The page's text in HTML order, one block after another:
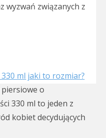
wyzwań związanych z
ml jaki to rozmiar?
o
330 ml to jeden z
kobiet decydujących